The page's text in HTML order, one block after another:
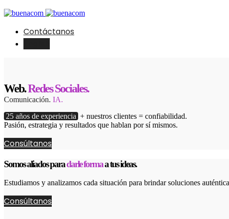
Contáctanos
Web.Redes Sociales.
Comunicación. IA.
25 años de experiencia + nuestros clientes = confiabilidad.
Pasión, estrategia y resultados que hablan por sí mismos.
Consúltanos
Somos aliados paradarle formaa tus ideas.
Estudiamos y analizamos cada situación para brindar soluciones
Consúltanos